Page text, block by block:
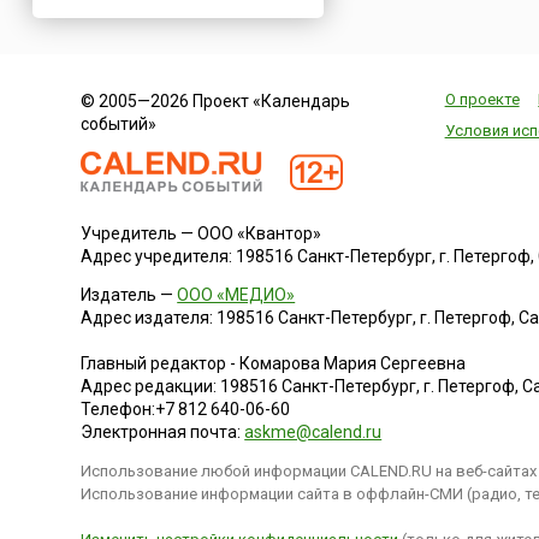
Новая Зеландия
Норвегия
ОАЭ
Оман
Палестина
Панама
Перу
Португалия
Румыния
Саудовская Аравия
© 2005—2026 Проект «Календарь
событий»
О проекте
Условия
Учредитель — ООО «Квантор»
Адрес учредителя: 198516 Санкт-Петербург, г.
Издатель —ООО «МЕДИО»
Адрес издателя: 198516 Санкт-Петербург, г. Петергоф,
Главный редактор - Комарова Мария Сергеевна
Адрес редакции: 198516 Санкт-Петербург, г. Петергоф,
Телефон:+7 812 640-06-60
Электронная почта:askme@calend.ru
Использование любой информации CALEND.RU на веб-
Использование информации сайта в оффлайн-СМИ (радио,